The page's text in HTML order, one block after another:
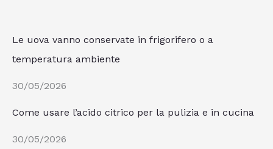
Le uova vanno conservate in frigorifero o a
temperatura ambiente
30/05/2026
Come usare l’acido citrico per la pulizia e in cucina
30/05/2026